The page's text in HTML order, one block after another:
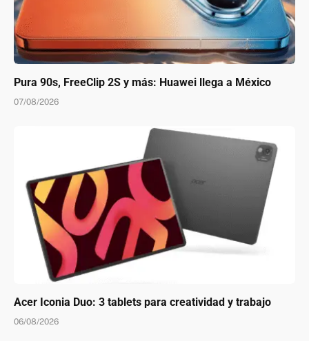
Pura 90s, FreeClip 2S y más: Huawei llega a México
07/08/2026
Acer Iconia Duo: 3 tablets para creatividad y trabajo
06/08/2026